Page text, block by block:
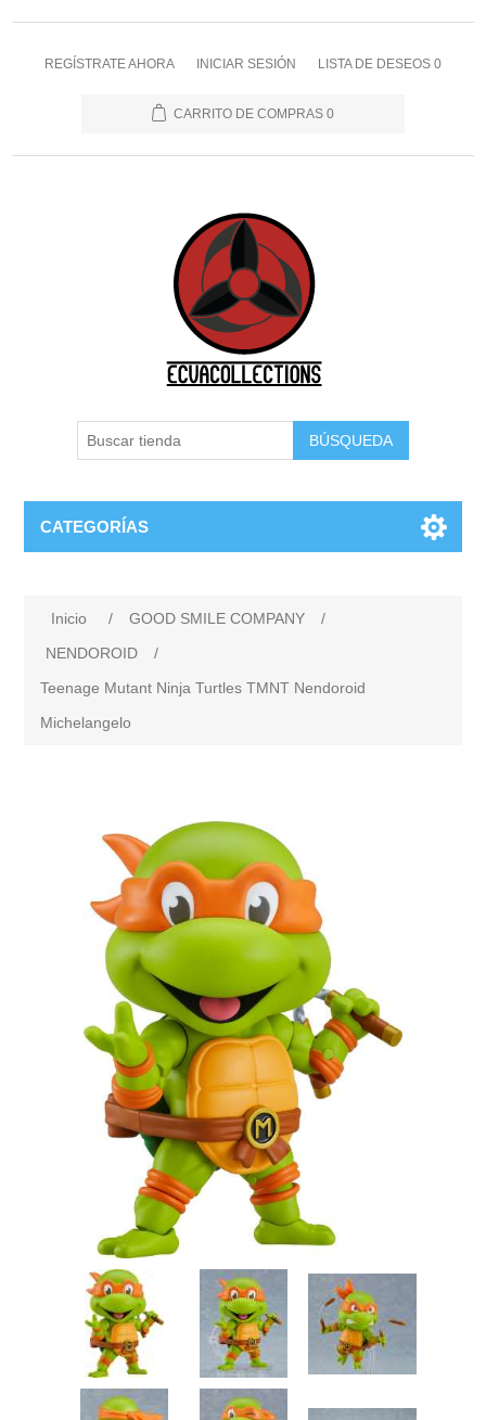
REGÍSTRATE AHORA INICIAR SESIÓN LISTA DE DESEOS 0
CARRITO DE COMPRAS 0
BÚSQUEDA
CATEGORÍAS
Inicio / GOOD SMILE COMPANY
/
NENDOROID
/
Teenage Mutant Ninja Turtles TMNT Nendoroid
Michelangelo